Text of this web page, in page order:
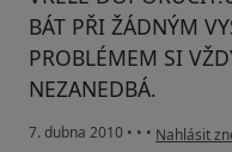
BÁT PŘI ŽÁDNÝM
PROBLÉMEM SI
NEZANEDBÁ.
7. dubna 2010 • • • podle
Nahlásit